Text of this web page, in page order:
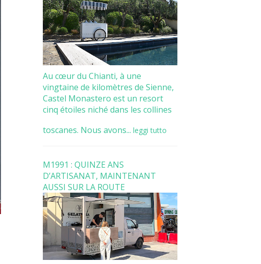
Au cœur du Chianti, à une
vingtaine de kilomètres de Sienne,
Castel Monastero est un resort
cinq étoiles niché dans les collines
toscanes. Nous avons... leggi tutto
M1991 : QUINZE ANS
D’ARTISANAT, MAINTENANT
AUSSI SUR LA ROUTE